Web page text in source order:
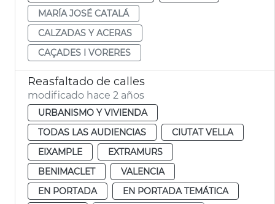
MARÍA JOSÉ CATALÁ
CALZADAS Y ACERAS
CAÇADES I VORERES
Reasfaltado de calles
modificado hace 2 años
URBANISMO Y VIVIENDA
TODAS LAS AUDIENCIAS
CIUTAT VELLA
EIXAMPLE
EXTRAMURS
BENIMACLET
VALENCIA
EN PORTADA
EN PORTADA TEMÁTICA